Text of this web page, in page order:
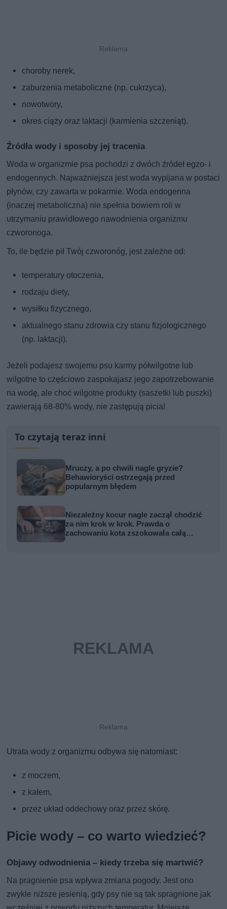
choroby nerek,
zaburzenia metaboliczne (np. cukrzyca),
nowotwory,
okres ciąży oraz laktacji (karmienia szczeniąt).
Źródła wody i sposoby jej tracenia
Woda w organizmie psa pochodzi z dwóch źródeł egzo- i
endogennych. Najważniejsza jest woda wypijana w postaci
płynów, czy zawarta w pokarmie. Woda endogenna
(inaczej metaboliczna) nie spełnia bowiem roli w
utrzymaniu prawidłowego nawodnienia organizmu
czworonoga.
To, ile będzie pił Twój czworonóg, jest zależne od:
temperatury otoczenia,
rodzaju diety,
wysiłku fizycznego,
aktualnego stanu zdrowia czy stanu fizjologicznego
(np. laktacji).
Jeżeli podajesz swojemu psu karmy półwilgotne lub
wilgotne to częściowo zaspokajasz jego zapotrzebowanie
na wodę, ale choć wilgotne produkty (saszetki lub puszki)
zawierają 68-80% wody, nie zastępują picia!
To czytają teraz inni
Mruczy, a po chwili nagle gryzie?
Behawioryści ostrzegają przed
popularnym błędem
Niezależny kocur nagle zaczął chodzić
za nim krok w krok. Prawda o
zachowaniu kota zszokowała całą
Utrata wody z organizmu odbywa się natomiast:
z moczem,
z kałem,
przez układ oddechowy oraz przez skórę.
Picie wody – co warto wiedzieć?
Objawy odwodnienia – kiedy trzeba się martwić?
Na pragnienie psa wpływa zmiana pogody. Jest ono
zwykle niższe jesienią, gdy psy nie są tak spragnione jak